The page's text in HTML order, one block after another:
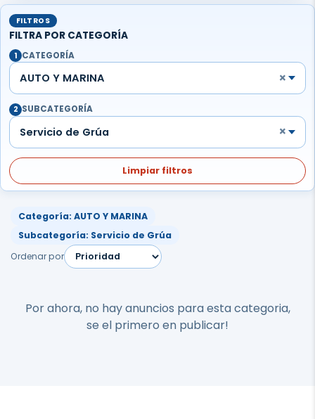
FILTROS
FILTRA POR CATEGORÍA
1 CATEGORÍA
AUTO Y MARINA ×
2 SUBCATEGORÍA
Servicio de Grúa ×
Limpiar filtros
Categoría: AUTO Y MARINA
Subcategoría: Servicio de Grúa
Ordenar por
Por ahora, no hay anuncios para esta categoria,
se el primero en publicar!